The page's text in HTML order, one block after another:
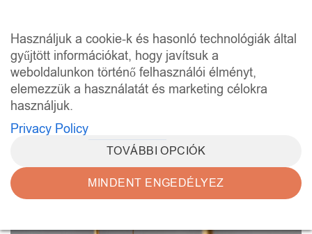
Használjuk a cookie-k és hasonló technológiák által
gyűjtött információkat, hogy javítsuk a
weboldalunkon történő felhasználói élményt,
elemezzük a használatát és marketing célokra
használjuk.
Privacy Policy
TOVÁBBI OPCIÓK
MINDENT ENGEDÉLYEZ
content